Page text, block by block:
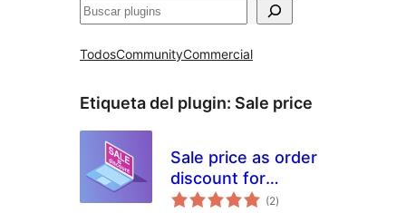
Buscar
TodosCommunityCommercial
Etiqueta del plugin: Sale price
Sale price as order
discount for
WooCommerce
(2total
de
)